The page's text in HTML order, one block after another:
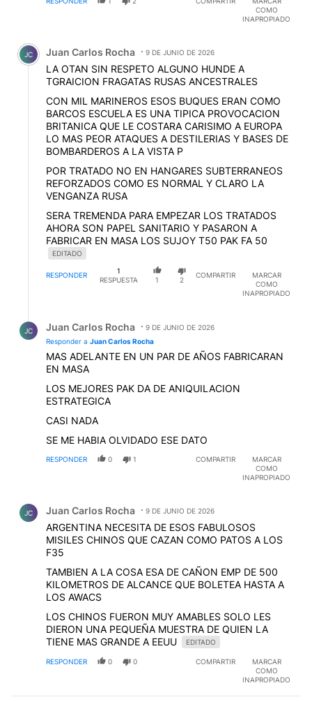
COMO
INAPROPIADO
Comentario de Juan Carlos Rocha.
JC Juan Carlos Rocha 9 DE JUNIO DE 2026
LA OTAN SIN RESPETO ALGUNO HUNDE A
TGRAICION FRAGATAS RUSAS ANCESTRALES
CON MIL MARINEROS ESOS BUQUES ERAN COMO
BARCOS ESCUELA ES UNA TIPICA PROVOCACION
BRITANICA QUE LE COSTARA CARISIMO A EUROPA
LO MAS PEOR ATAQUES A DESTILERIAS Y BASES DE
BOMBARDEROS A LA VISTA P
POR TRATADO NO EN HANGARES SUBTERRANEOS
REFORZADOS COMO ES NORMAL Y CLARO LA
VENGANZA RUSA
SERA TREMENDA PARA EMPEZAR LOS TRATADOS
AHORA SON PAPEL SANITARIO Y PASARON A
FABRICAR EN MASA LOS SUJOY T50 PAK FA 50
EDITADO
RESPONDER
1
RESPUESTA
1 2
COMPARTIR
MARCAR
COMO
INAPROPIADO
JC Juan Carlos Rocha
9 DE JUNIO DE 2026
Responder a Juan Carlos Rocha
MAS ADELANTE EN UN PAR DE AÑOS FABRICARAN
EN MASA
LOS MEJORES PAK DA DE ANIQUILACION
ESTRATEGICA
CASI NADA
SE ME HABIA OLVIDADO ESE DATO
RESPONDER 0 1 COMPARTIR
MARCAR
COMO
INAPROPIADO
JC Juan Carlos Rocha 9 DE JUNIO DE 2026
ARGENTINA NECESITA DE ESOS FABULOSOS
MISILES CHINOS QUE CAZAN COMO PATOS A LOS
F35
TAMBIEN A LA COSA ESA DE CAÑON EMP DE 500
KILOMETROS DE ALCANCE QUE BOLETEA HASTA A
LOS AWACS
LOS CHINOS FUERON MUY AMABLES SOLO LES
DIERON UNA PEQUEÑA MUESTRA DE QUIEN LA
TIENE MAS GRANDE A EEUU
EDITADO
RESPONDER 0 0 COMPARTIR
MARCAR
COMO
INAPROPIADO